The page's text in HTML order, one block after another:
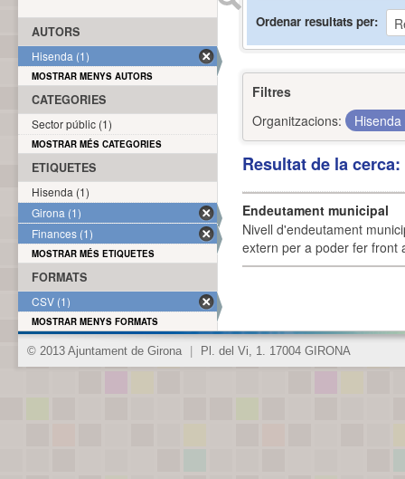
Ordenar resultats per
Filtres
Organitzacions:
Hisenda
Resultat de la
Endeutament municipal
Nivell d'endeutament
extern per a poder fer front
AUTORS
Hisenda (1)
MOSTRAR MENYS AUTORS
CATEGORIES
Sector públic (1)
MOSTRAR MÉS CATEGORIES
ETIQUETES
Hisenda (1)
Girona (1)
Finances (1)
MOSTRAR MÉS ETIQUETES
FORMATS
CSV (1)
MOSTRAR MENYS FORMATS
© 2013 Ajuntament de Girona Pl. del Vi, 1. 17004 GIRONA